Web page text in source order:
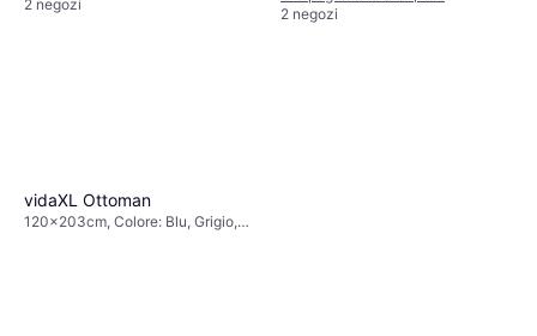
2 negozi
2 negozi
vidaXL Ottoman
120x203cm, Colore: Blu, Grigio,